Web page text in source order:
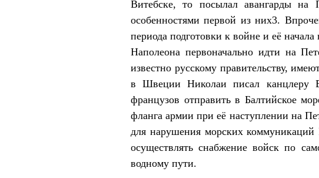
Витебске, то посылал авангарды на
особенностями первой из них3.
периода подготовки к войне и её
Наполеона первоначально идти на
известно русскому правительству,
в Швеции Николаи писал канцлеру
французов отправить в Балтийское
фланга армии при её наступлении на
для нарушения морских
осуществлять снабжение войск по
водному пути.